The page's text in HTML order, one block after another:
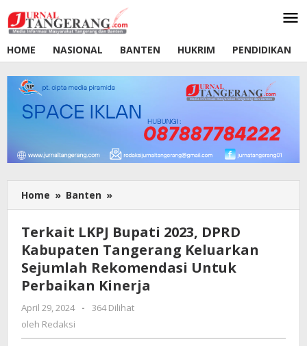
ke
konten
HOME
NASIONAL BANTEN HUKRIM PENDIDIKAN
Home » Banten »
LKPJ
2023,
DPRD
Kabupaten
Tangerang
Keluarkan
Sejumlah
Untuk
Terkait LKPJ Bupati 2023, DPRD
Kabupaten Tangerang Keluarkan
Sejumlah Rekomendasi Untuk
Perbaikan Kinerja
April 29, 2024
oleh
-
364 Dilihat
oleh Redaksi